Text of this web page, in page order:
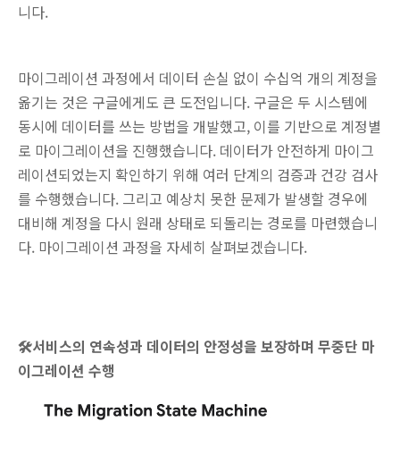
니다.
마이그레이션 과정에서 데이터 손실 없이 수십억 개의 계정을
옮기는 것은 구글에게도 큰 도전입니다. 구글은 두 시스템에
동시에 데이터를 쓰는 방법을 개발했고, 이를 기반으로 계정별
로 마이그레이션을 진행했습니다. 데이터가 안전하게 마이그
레이션되었는지 확인하기 위해 여러 단계의 검증과 건강 검사
를 수행했습니다. 그리고 예상치 못한 문제가 발생할 경우에
대비해 계정을 다시 원래 상태로 되돌리는 경로를 마련했습니
다. 마이그레이션 과정을 자세히 살펴보겠습니다.
🛠️서비스의 연속성과 데이터의 안정성을 보장하며 무중단 마
이그레이션 수행